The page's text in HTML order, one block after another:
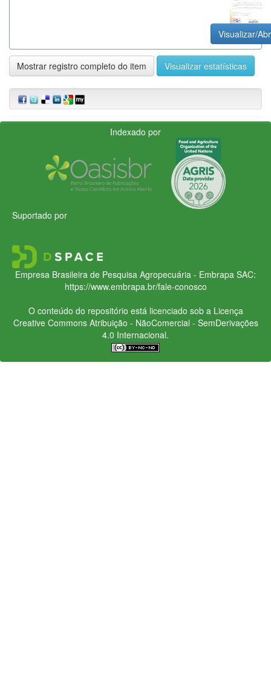
Visualizar/
Mostrar registro completo do item Visualizar estatísticas
Indexado por
Suportado por
Empresa Brasileira de Pesquisa Agropecuária - Embrapa SAC:
https://www.embrapa.br/fale-conosco
O conteúdo do repositório está licenciado sob a Licença
Creative CommonsAtribuição - NãoComercial - SemDerivações
4.0 Internacional.